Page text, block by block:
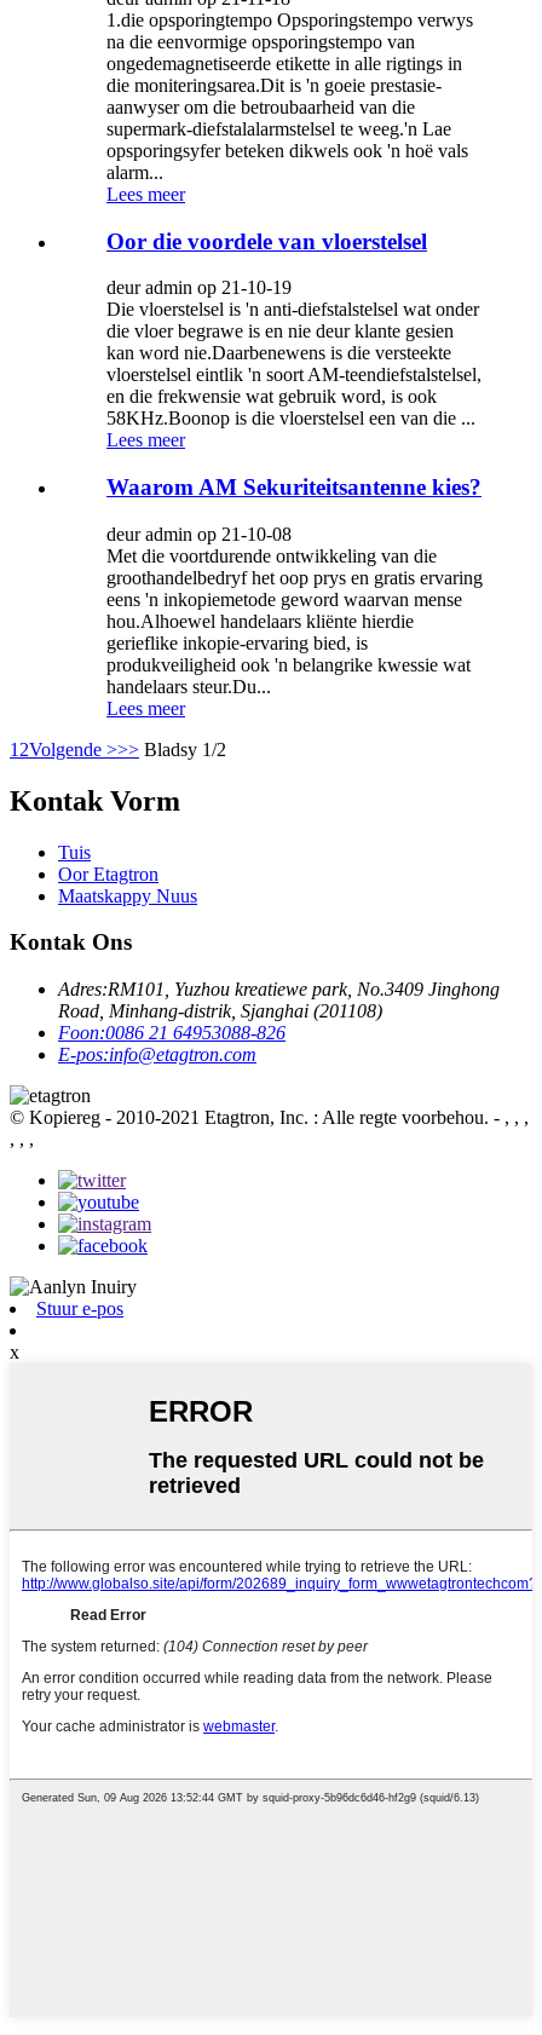
1.die opsporingtempo Opsporingstempo verwys
na die eenvormige opsporingstempo van
ongedemagnetiseerde etikette in alle rigtings in
die moniteringsarea.Dit is 'n goeie prestasie-
aanwyser om die betroubaarheid van die
supermark-diefstalalarmstelsel te weeg.'n Lae
opsporingsyfer beteken dikwels ook 'n hoë vals
alarm...
Lees meer
Oor die voordele van vloerstelsel
deur admin op 21-10-19
Die vloerstelsel is 'n anti-diefstalstelsel wat onder
die vloer begrawe is en nie deur klante gesien
kan word nie.Daarbenewens is die versteekte
vloerstelsel eintlik 'n soort AM-teendiefstalstelsel,
en die frekwensie wat gebruik word, is ook
58KHz.Boonop is die vloerstelsel een van die ...
Lees meer
Waarom AM Sekuriteitsantenne kies?
deur admin op 21-10-08
Met die voortdurende ontwikkeling van die
groothandelbedryf het oop prys en gratis ervaring
eens 'n inkopiemetode geword waarvan mense
hou.Alhoewel handelaars kliënte hierdie
gerieflike inkopie-ervaring bied, is
produkveiligheid ook 'n belangrike kwessie wat
handelaars steur.Du...
Lees meer
1 2Volgende >>> Bladsy 1/2
Kontak Vorm
Tuis
Oor Etagtron
Maatskappy Nuus
Kontak Ons
Adres:RM101, Yuzhou kreatiewe park, No.3409 Jinghong
Road, Minhang-distrik, Sjanghai (201108)
Foon:0086 21 64953088-826
E-pos:info@etagtron.com
© Kopiereg - 2010-2021 Etagtron, Inc. : Alle regte voorbehou. - , , ,
, , ,
Stuur e-pos
x